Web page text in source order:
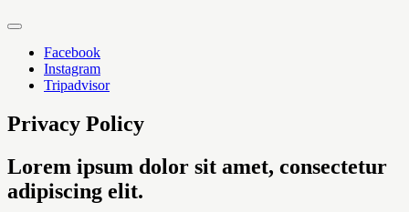
Facebook
Instagram
Tripadvisor
Privacy Policy
Lorem ipsum dolor sit amet, consectetur
adipiscing elit.